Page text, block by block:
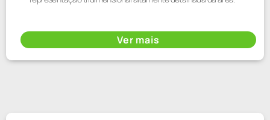
Ver mais